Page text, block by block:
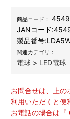
商品コード：
JANコード:
製品番号:
関連カテゴリ：
電球 > LED電球
お問合せは、上の
利用いただくと便
お電話の場合は